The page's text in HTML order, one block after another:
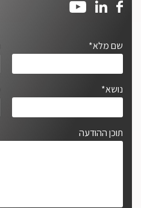
שם מלא*
נושא*
תוכן ההודעה